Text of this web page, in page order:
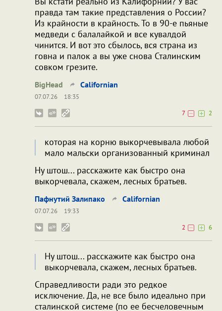
правда там такие представления о России?
Из крайности в крайность. То в 90-е пьяные
медведи с балалайкой и все кувалдой
чинится. И вот это сбылось, вся страна из
говна и палок а вы уже снова Сталинским
совком грезите.
BigHead Californian
07.07.26
18:35
7
2
которая на корню выкорчевывала любой
мало мальски организованный криминал
Ну штош... расскажите как быстро она
выкорчевала, скажем, лесных братьев.
Пафнутий Залипако Californian
07.07.26
19:33
2
6
Ну штош... расскажите как быстро она
выкорчевала, скажем, лесных братьев.
Справедливости ради это редкое
исключение. Да, не все было идеально при
сталинской системе (по ее бесчеловечным